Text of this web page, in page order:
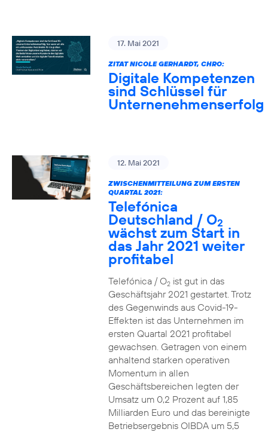
17. Mai 2021
ZITAT NICOLE GERHARDT, CHRO:
Digitale Kompetenzen
sind Schlüssel für
Unternenehmenserfolg
12. Mai 2021
ZWISCHENMITTEILUNG ZUM ERSTEN
QUARTAL 2021:
Telefónica
Deutschland / O2
wächst zum Start in
das Jahr 2021 weiter
profitabel
Telefónica / O2ist gut in das
Geschäftsjahr 2021 gestartet. Trotz
des Gegenwinds aus Covid-19-
Effekten ist das Unternehmen im
ersten Quartal 2021 profitabel
gewachsen. Getragen von einem
anhaltend starken operativen
Momentum in allen
Geschäftsbereichen legten der
Umsatz um 0,2 Prozent auf 1,85
Milliarden Euro und das bereinigte
Betriebsergebnis OIBDA um 5,5